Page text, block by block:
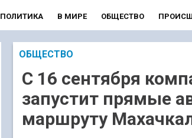
ПОЛИТИКА В МИРЕ ОБЩЕСТВО
ОБЩЕСТВО
С 16 сентября
запустит прямые
маршруту